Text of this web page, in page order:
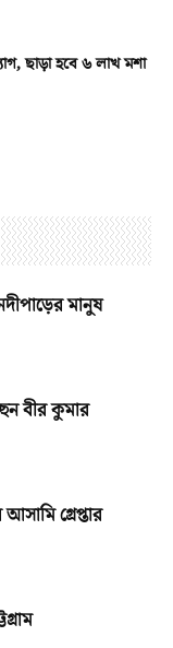
ছাড়া হবে ৬ লাখ মশা
মানুষ
বীর কুমার
গ্রেপ্তার